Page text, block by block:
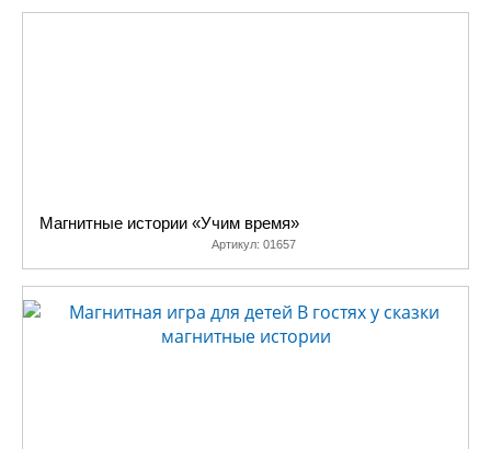
Магнитные истории «Учим время»
Артикул: 01657